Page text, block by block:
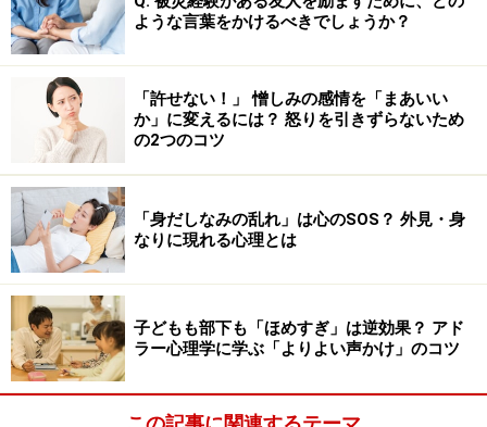
自分の心に余裕があれば、子どものいたずらやわがまま
を受け止め、受け流すことができるものです。しかし、
心の余裕は頑張れば持てるようになるものでもありませ
ん。ストレスをためない考え方、生活の仕方を取り入
れ、自分を追い込まないようにする
す。
ここでは、育児ノイローゼの予防に役立つ5つのポイン
トをしたいと思います。
育児ノイローゼを防ぐ5つのポイント・対処
ような言葉をかけるべきでしょうか？
「許せない！」 憎しみの感情を「まあいい
か」に変えるには？ 怒りを引きずらないため
の2つのコツ
「身だしなみの乱れ」は心のSOS？ 外見・身
なりに現れる心理とは
子どもも部下も「ほめすぎ」は逆効果？ アド
ラー心理学に学ぶ「よりよい声かけ」のコツ